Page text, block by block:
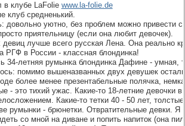
клубе LaFolie www.la-folie.de
клуб средненький.
довольно уютно, без проблем можно привести с
приятельницу (если она любит девочек).
лучше всего русская Лена. Она реально
РГФ в России - классная блондинка!
34-летняя румынка блондинка Дафине - умная,
помимо вышеназванных двух девушек
более менее презентабельные полячка,
- это тихий ужас. Какие-то 18-летние девочки в
Какие-то тетки 40 - 50 лет,
румынки - брюнетки. Отвратительные девки. Я
со мной на диване и попить напиток (она